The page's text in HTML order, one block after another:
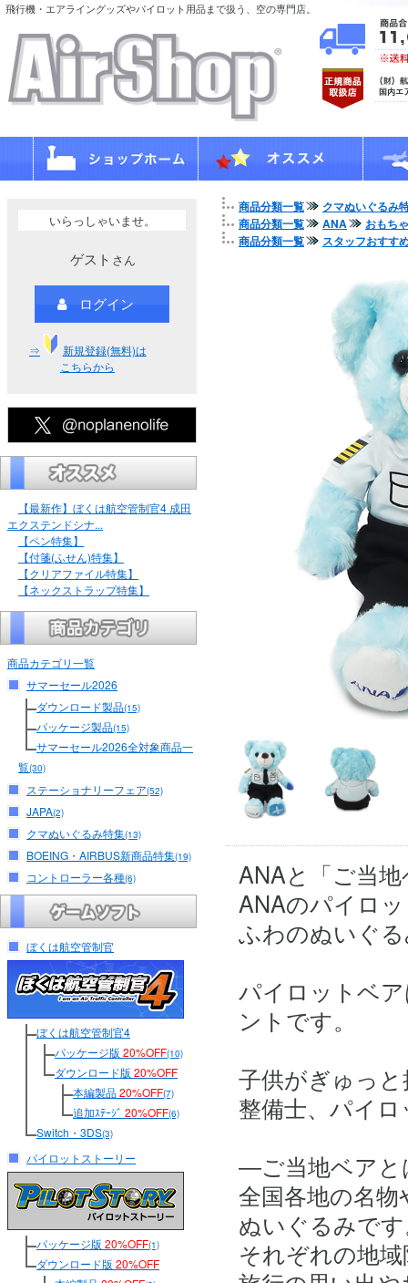
飛行機・エアライングッズやパイロット用品まで扱う、空の専門店。
いらっしゃいませ。
ゲスト さん
ログイン
⇒
新規登録(無料)は
こちらから
【最新作】ぼくは航空管制官4 成田
エクステンドシナ...
【ペン特集】
【付箋(ふせん)特集】
【クリアファイル特集】
【ネックストラップ特集】
商品カテゴリ一覧
サマーセール2026
ダウンロード製品(15)
パッケージ製品(15)
サマーセール2026全対象商品一
覧(30)
ステーショナリーフェア(52)
JAPA(2)
クマぬいぐるみ特集(13)
BOEING・AIRBUS新商品特集(19)
コントローラー各種(6)
ぼくは航空管制官
ぼくは航空管制官4
パッケージ版 20%OFF(10)
ダウンロード版 20%OFF
本編製品20%OFF(7)
追加ｽﾃｰｼﾞ 20%OFF(6)
Switch・3DS(3)
パイロットストーリー
パッケージ版 20%OFF(1)
ダウンロード版 20%OFF
商品分類一覧
クマぬいぐるみ
商品分類一覧
ANA
おもちゃ
商品分類一覧
スタッフおすす
ANAと「ご当
ANAのパイロ
ふわのぬいぐ
パイロットベ
ントです。
子供がぎゅっ
整備士、パイ
―ご当地ベア
全国各地の名
ぬいぐるみで
それぞれの地